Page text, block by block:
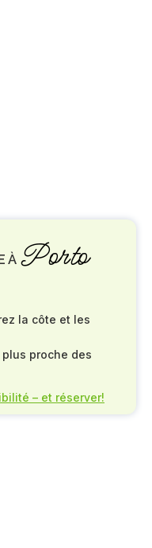
À Porto
la côte et les
proche des
– et réserver!